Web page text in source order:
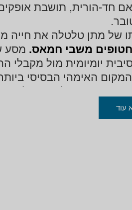
חד-הורית, תושבת
של מתן טלטלה את חייה
משבי חמאס. מסע
יומיומית מול מקבלי
האימהי הבסיסי
עוד